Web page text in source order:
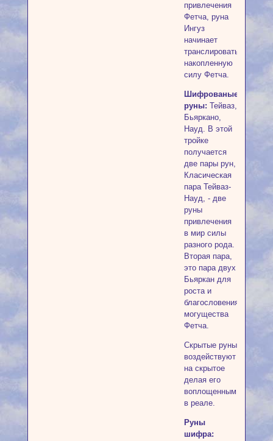
привлечения
Фетча, руна
Ингуз
начинает
транслировать
накопленную
силу Фетча.
Шифрованые
руны: Тейваз,
Бьяркано,
Науд. В этой
тройке
получается
две пары рун,
Класическая
пара Тейваз-
Науд, - две
руны
привлечения
в мир силы
разного рода.
Вторая пара,
это пара двух
Бьяркан для
роста и
благословения
могущества
Фетча.
Скрытые руны
воздействуют
на скрытое
делая его
воплощенным
в реале.
Руны
шифра: